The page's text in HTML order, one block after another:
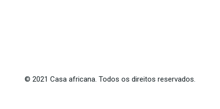
© 2021 Casa africana. Todos os direitos reservados.